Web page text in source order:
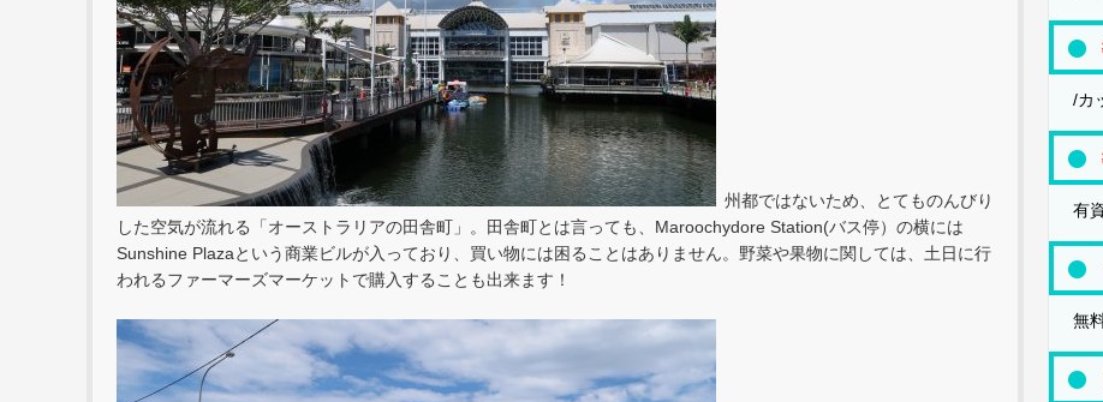
州都ではないため、とてものんびり
した空気が流れる「オーストラリアの田舎町」。田舎町とは言っても、Maroochydore Station(バス停）の横には
Sunshine Plazaという商業ビルが入っており、買い物には困ることはありません。野菜や果物に関しては、土日に行
われるファーマーズマーケットで購入することも出来ます！
/カ
有
無